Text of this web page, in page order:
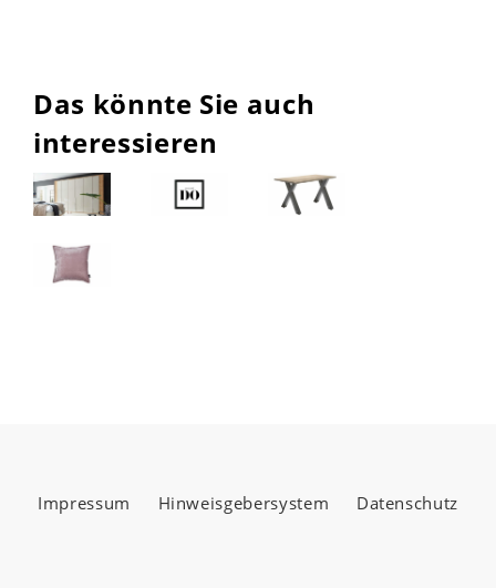
Das könnte Sie auch
interessieren
Impressum Hinweisgebersystem Datenschutz